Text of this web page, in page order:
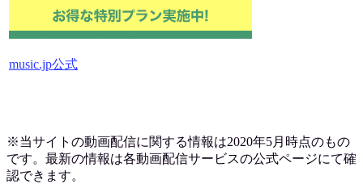
music.jp公式
※当サイトの動画配信に関する情報は2020年5月時点のもの
です。最新の情報は各動画配信サービスの公式ページにて確
認できます。